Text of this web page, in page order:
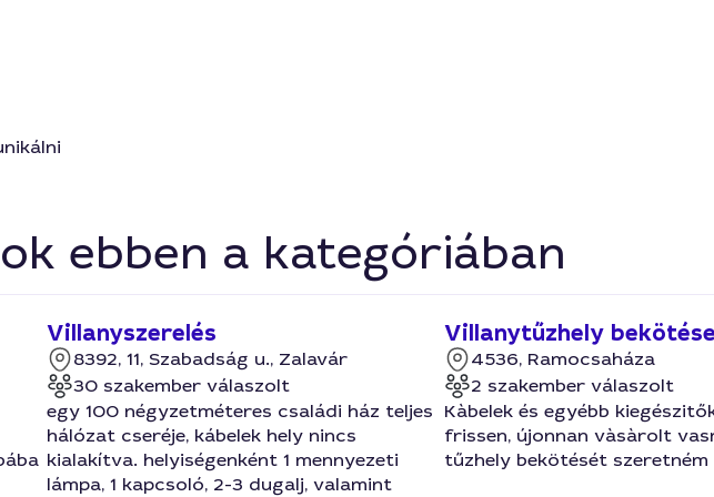
ebben a kategóriában
Villanyszerelés
8392, 11, Szabadság u., Zalavár
30 szakember válaszolt
egy 100 négyzetméteres családi ház teljes
hálózat cseréje, kábelek hely nincs
kialakítva. helyiségenként 1 mennyezeti
lámpa, 1 kapcsoló, 2-3 dugalj, valamint
Villanytűzhely bekötése
4536, Ramocsaháza
2 szakember válaszolt
Kàbelek és egyébb
frissen, újonnan vàsàrolt
tűzhely bekötését szeretném